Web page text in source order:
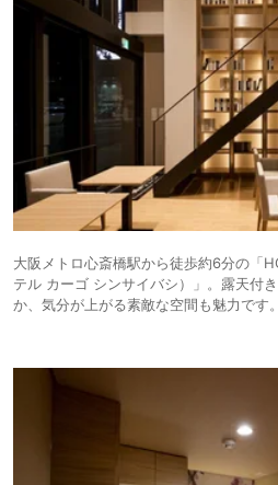
大阪メトロ心斎橋駅から徒歩約6分の「
テル カーゴ シンサイバシ）」。露天付
か、気分が上がる素敵な空間も魅力です。